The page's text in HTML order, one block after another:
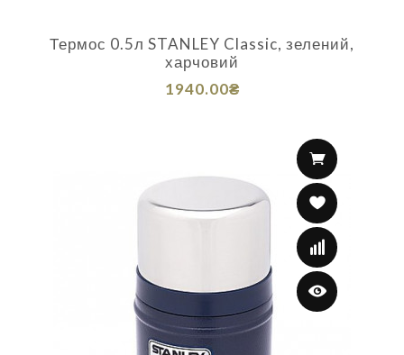
Термос 0.5л STANLEY Classic, зелений,
харчовий
1940.00₴